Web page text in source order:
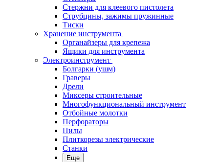
Стержни для клеевого пистолета
Струбцины, зажимы пружинные
Тиски
Хранение инструмента
Органайзеры для крепежа
Ящики для инструмента
Электроинструмент
Болгарки (ушм)
Граверы
Дрели
Миксеры строительные
Многофункциональный инструмент
Отбойные молотки
Перфораторы
Пилы
Плиткорезы электрические
Станки
Еще